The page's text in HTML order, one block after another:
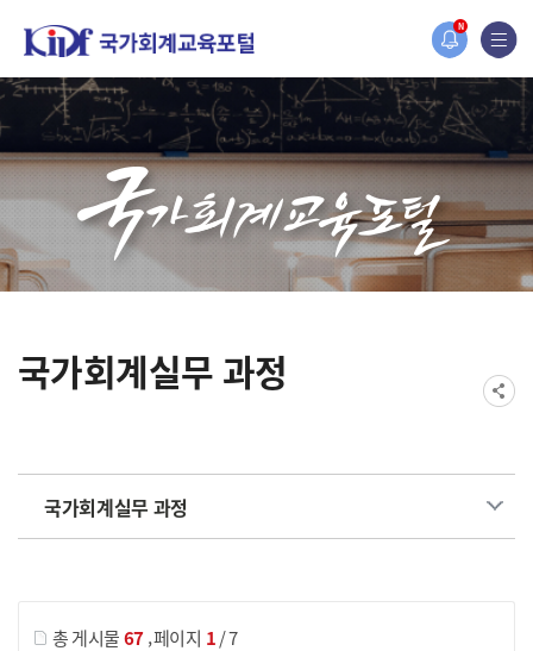
N
홈페이지가 새롭게 개편되었습니다.
한국조세재정연구원홈페이지가 새롭게 개설되었습니다.
국가회계실무 과정
국가회계실무 과정
총 게시물67,페이지 1/ 7